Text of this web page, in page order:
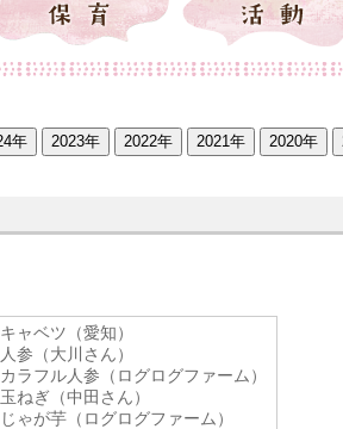
キャベツ（愛知）
人参（大川さん）
カラフル人参（ログログファーム）
玉ねぎ（中田さん）
じゃが芋（ログログファーム）